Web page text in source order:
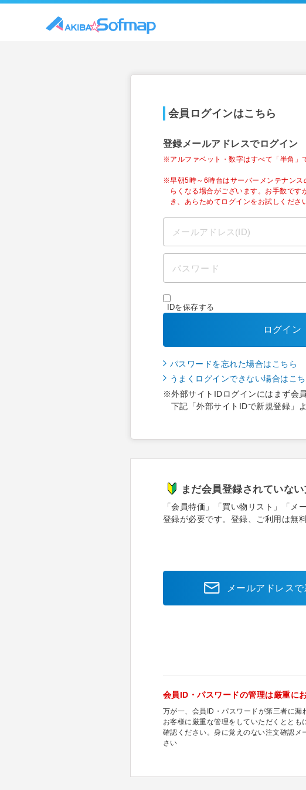
会員ログインはこちら
登録メールアドレスでログイン
※アルファベット・数字はすべて「半角」
※早朝5時～6時台はサーバーメンテナンス
らくなる場合がございます。お手数です
き、あらためてログインをお試しくださ
IDを保存する
ログイン
パスワードを忘れた場合はこちら
うまくログインできない場合はこ
※外部サイトIDログインにはまず会
下記「外部サイトIDで新規登録」
まだ会員登録されていな
「会員特価」「買い物リスト」「
登録が必要です。登録、ご利用は無料
メールアドレス
会員ID・パスワードの管理は厳重に
万が一、会員ID・パスワードが第三者に漏
お客様に厳重な管理をしていただくとと
確認ください。身に覚えのない注文確認
さい